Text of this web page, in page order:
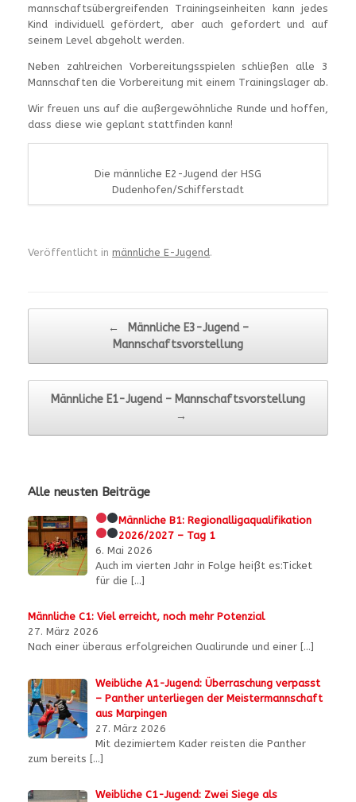
mannschaftsübergreifenden Trainingseinheiten kann jedes
Kind individuell gefördert, aber auch gefordert und auf
seinem Level abgeholt werden.
Neben zahlreichen Vorbereitungsspielen schließen alle 3
Mannschaften die Vorbereitung mit einem Trainingslager ab.
Wir freuen uns auf die außergewöhnliche Runde und hoffen,
dass diese wie geplant stattfinden kann!
Die männliche E2-Jugend der HSG
Dudenhofen/Schifferstadt
Veröffentlicht in männliche E-Jugend.
←
Männliche E3-Jugend –
Mannschaftsvorstellung
Männliche E1-Jugend – Mannschaftsvorstellung
→
Alle neusten Beiträge
Männliche B1:Regionalligaqualifikation
2026/2027 – Tag 1
6. Mai 2026
Auch im vierten Jahr in Folge heißt es:Ticket
für die […]
Männliche C1: Viel erreicht, noch mehr Potenzial
27. März 2026
Nach einer überaus erfolgreichen Qualirunde und einer […]
Weibliche A1-Jugend: Überraschung verpasst
– Panther unterliegen der Meistermannschaft
aus Marpingen
27. März 2026
Mit dezimiertem Kader reisten die Panther
zum bereits […]
Weibliche C1-Jugend: Zwei Siege als